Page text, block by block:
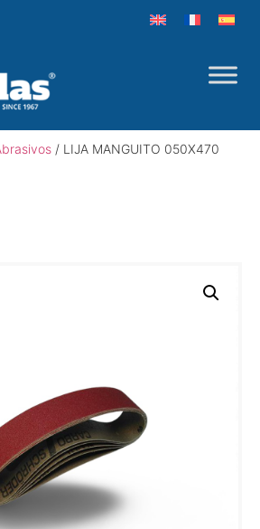
/ LIJA MANGUITO 050X470